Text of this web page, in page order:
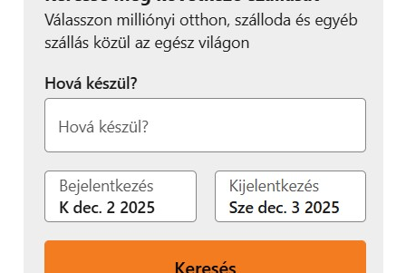
használ és van otthon egy olcsón megvásárolt 1 TB-
os külső merevlemeze.